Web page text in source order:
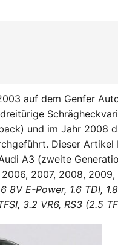
auf dem Genfer
und im Jahr 2008
Dieser
A3 (zweite
2007, 2008, 2009,
8V E-Power, 1.6 TDI,
3.2 VR6, RS3 (2.5